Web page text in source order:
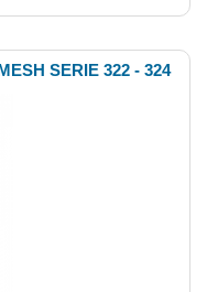
SERIE 322 - 324